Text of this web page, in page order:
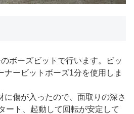
ボーズビットで行います。ビッ
ナービットボーズ1分を使用しま
に傷が入ったので、面取りの深さ
ート、起動して回転が安定して